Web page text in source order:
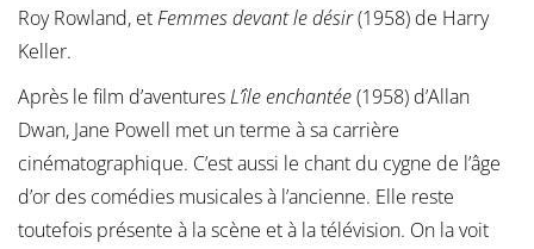
Roy Rowland, etFemmes devant le désir(1958) de Harry
Keller.
Après le film d’aventuresL’île enchantée(1958) d’Allan
Dwan, Jane Powell met un terme à sa carrière
cinématographique. C’est aussi le chant du cygne de l’âge
d’or des comédies musicales à l’ancienne. Elle reste
toutefois présente à la scène et à la télévision. On la voit